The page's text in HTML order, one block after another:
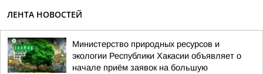
ЛЕНТА НОВОСТЕЙ
Министерство природных ресурсов и
экологии Республики Хакасии объявляет о
начале приём заявок на большую